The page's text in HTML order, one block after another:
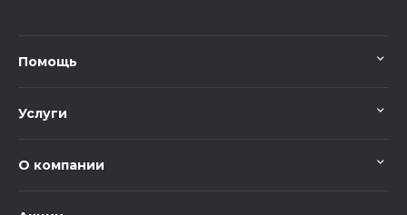
Помощь
Услуги
О компании